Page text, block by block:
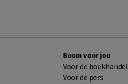
Boom voor jou
Voor de boekhandel
Voor de pers